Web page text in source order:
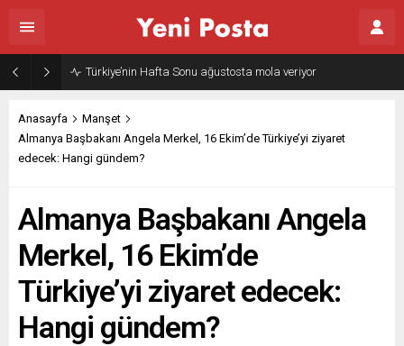
Türkiye’nin Hafta Sonu ağustosta mola veriyor
Anasayfa
Manşet
Almanya Başbakanı Angela Merkel, 16 Ekim’de Türkiye’yi ziyaret
edecek: Hangi gündem?
Almanya Başbakanı Angela
Merkel, 16 Ekim’de
Türkiye’yi ziyaret edecek:
Hangi gündem?